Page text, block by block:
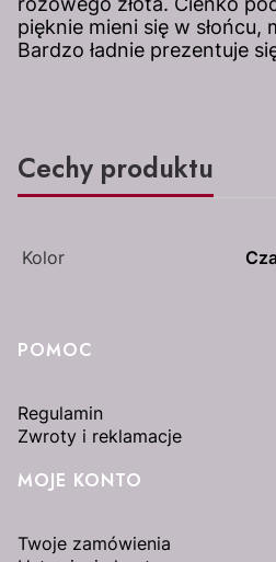
pięknie mieni się w słońcu,
Bardzo ładnie prezentuje
Cechy produktu
Kolor
Linki w stopce
POMOC
Regulamin
Zwroty i reklamacje
MOJE KONTO
Twoje zamówienia